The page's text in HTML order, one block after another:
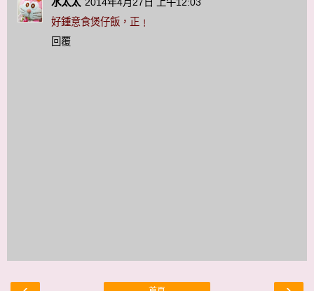
好鍾意食煲仔飯，正﹗
回覆